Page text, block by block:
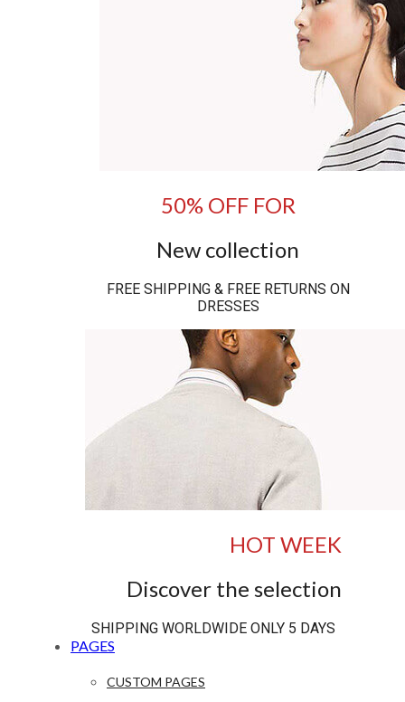
50% OFF FOR
New collection
FREE SHIPPING & FREE RETURNS ON
DRESSES
HOT WEEK
Discover the selection
SHIPPING WORLDWIDE ONLY 5 DAYS
PAGES
CUSTOM PAGES